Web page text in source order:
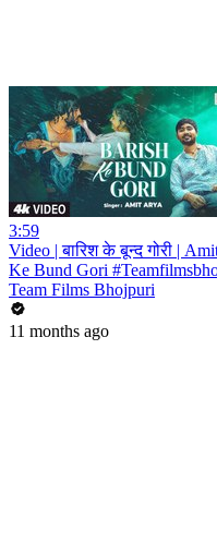
3:59
Video | बारिश के बून्द गोरी |
Ke Bund Gori
Team Films Bhojpuri
11 months ago